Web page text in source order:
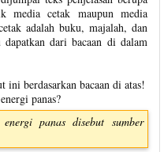
media cetak maupun media
adalah buku, majalah, dan
dari bacaan di dalam
ini berdasarkan bacaan di atas!
panas?
panas disebut sumber